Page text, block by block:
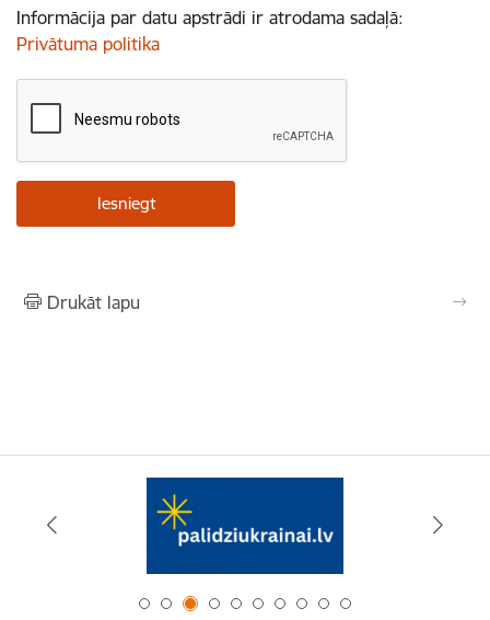
Informācija par datu apstrādi ir atrodama sadaļā:
Privātuma politika
Drukāt lapu